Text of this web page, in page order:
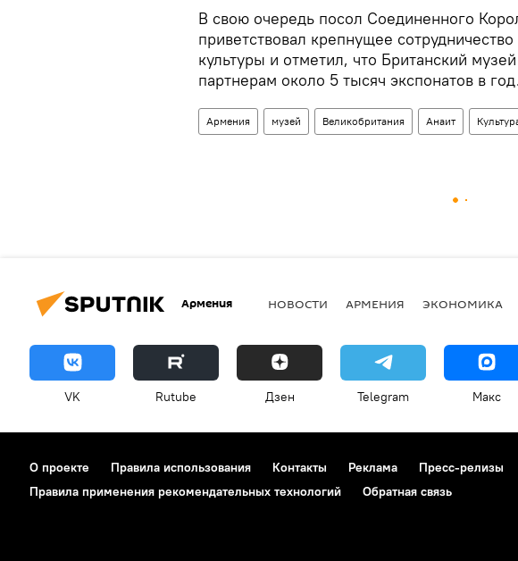
В свою очередь посол Соединенного
приветствовал крепнущее сотрудничество
культуры и отметил, что Британский
партнерам около 5 тысяч экспонатов в год.
Армения музей Великобритания Анаит
Армения НОВОСТИ АРМЕНИЯ ЭКОНОМИКА
VK Rutube Дзен Telegram Макс
О проекте Правила использования Контакты Реклама Пресс-релизы
Правила применения рекомендательных технологий
Обратная связь